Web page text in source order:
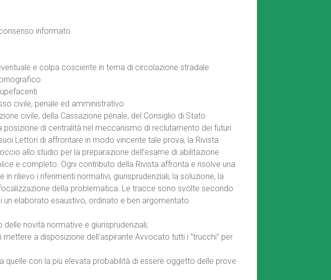
informato
e colpa cosciente in tema di circolazione stradale
civile, penale ed amministrativo
civile, della Cassazione penale, del Consiglio di Stato
posizione di centralità nel meccanismo di reclutamento dei futuri
Lettori di affrontare in modo vincente tale prova, la Rivista
allo studio per la preparazione dell’esame di abilitazione
e completo. Ogni contributo della Rivista affronta e risolve una
in rilievo i riferimenti normativi, giurisprudenziali, la soluzione, la
della problematica. Le tracce sono svolte secondo
un elaborato esaustivo, ordinato e ben argomentato.
novità normative e giurisprudenziali;
a disposizione dell’aspirante Avvocato tutti i “trucchi” per
con la più elevata probabilità di essere oggetto delle prove